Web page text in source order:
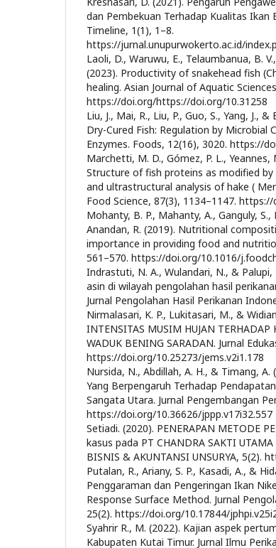
dan Pembekuan Terhadap Kualitas Ikan
Timeline, 1(1), 1–8.
https://jurnal.unupurwokerto.ac.id/
Laoli, D., Waruwu, E., Telaumbanua, B.
(2023). Productivity of snakehead fish
healing. Asian Journal of Aquatic
https://doi.org/https://doi.org/10.31258
Liu, J., Mai, R., Liu, P., Guo, S., Yang, J.,
Dry-Cured Fish: Regulation by Microbial
Enzymes. Foods, 12(16), 3020. https://
Marchetti, M. D., Gómez, P. L.,
Structure of fish proteins as modified
and ultrastructural analysis of hake (
Food Science, 87(3), 1134–1147.
Mohanty, B. P., Mahanty, A., Ganguly,
Anandan, R. (2019). Nutritional
importance in providing food and
561–570. https://doi.org/10.1016/
Indrastuti, N. A., Wulandari, N., &
asin di wilayah pengolahan hasil
Jurnal Pengolahan Hasil Perikanan
Nirmalasari, K. P., Lukitasari, M., &
INTENSITAS MUSIM HUJAN
WADUK BENING SARADAN. Jurnal
https://doi.org/10.25273/jems.v2i1.178
Nursida, N., Abdillah, A. H., & Timang,
Yang Berpengaruh Terhadap
Sangata Utara. Jurnal Pengembangan
https://doi.org/10.36626/jppp.v17i32.557
Setiadi. (2020). PENERAPAN METODE
kasus pada PT CHANDRA SAKTI UTAMA
BISNIS & AKUNTANSI UNSURYA, 5(2).
Putalan, R., Ariany, S. P., Kasadi, A., &
Penggaraman dan Pengeringan Ikan
Response Surface Method. Jurnal
25(2). https://doi.org/10.17844/
Syahrir R., M. (2022). Kajian aspek
Kabupaten Kutai Timur. Jurnal Ilmu